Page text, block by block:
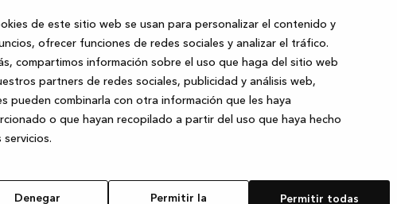
de este sitio web se usan para personalizar el contenido y
ofrecer funciones de redes sociales y analizar el tráfico.
compartimos información sobre el uso que haga del sitio web
partners de redes sociales, publicidad y análisis web,
pueden combinarla con otra información que les haya
o que hayan recopilado a partir del uso que haya hecho
servicios.
Denegar
Permitir la
Permitir todas
has occurred (see the browser